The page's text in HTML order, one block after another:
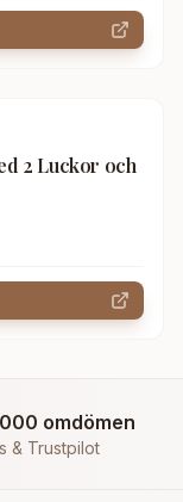
2 Luckor och
omdömen
& Trustpilot